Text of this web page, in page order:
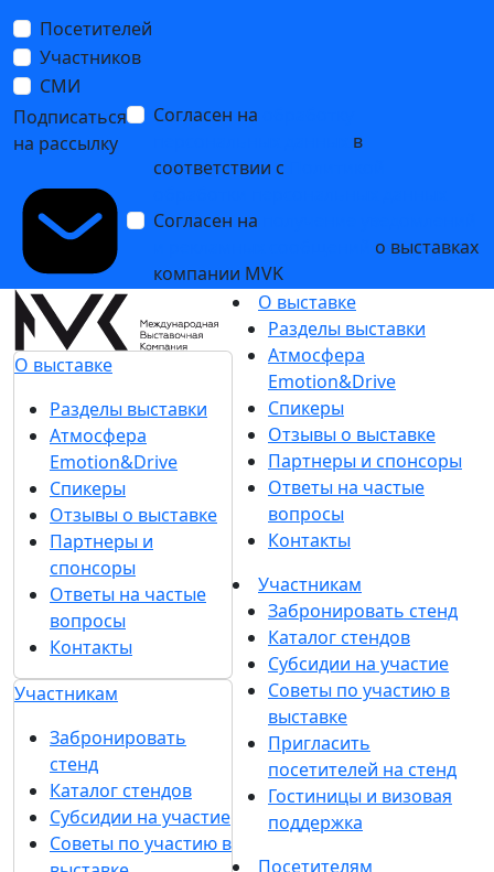
Посетителей
Участников
СМИ
Подписаться
на рассылку
Согласен на
в
соответствии с
Согласен на
о выставках
компании MVK
О выставке
Разделы выставки
Атмосфера
Emotion&Drive
Спикеры
Отзывы о выставке
Партнеры и
спонсоры
Ответы на частые
вопросы
Контакты
Участникам
Забронировать
стенд
Каталог стендов
Субсидии на участие
Советы по участию в
О выставке
Разделы выставки
Атмосфера
Emotion&Drive
Спикеры
Отзывы о выставке
Партнеры и спонсоры
Ответы на частые
вопросы
Контакты
Участникам
Забронировать стенд
Каталог стендов
Субсидии на участие
Советы по участию в
выставке
Пригласить
посетителей на стенд
Гостиницы и визовая
поддержка
Посетителям